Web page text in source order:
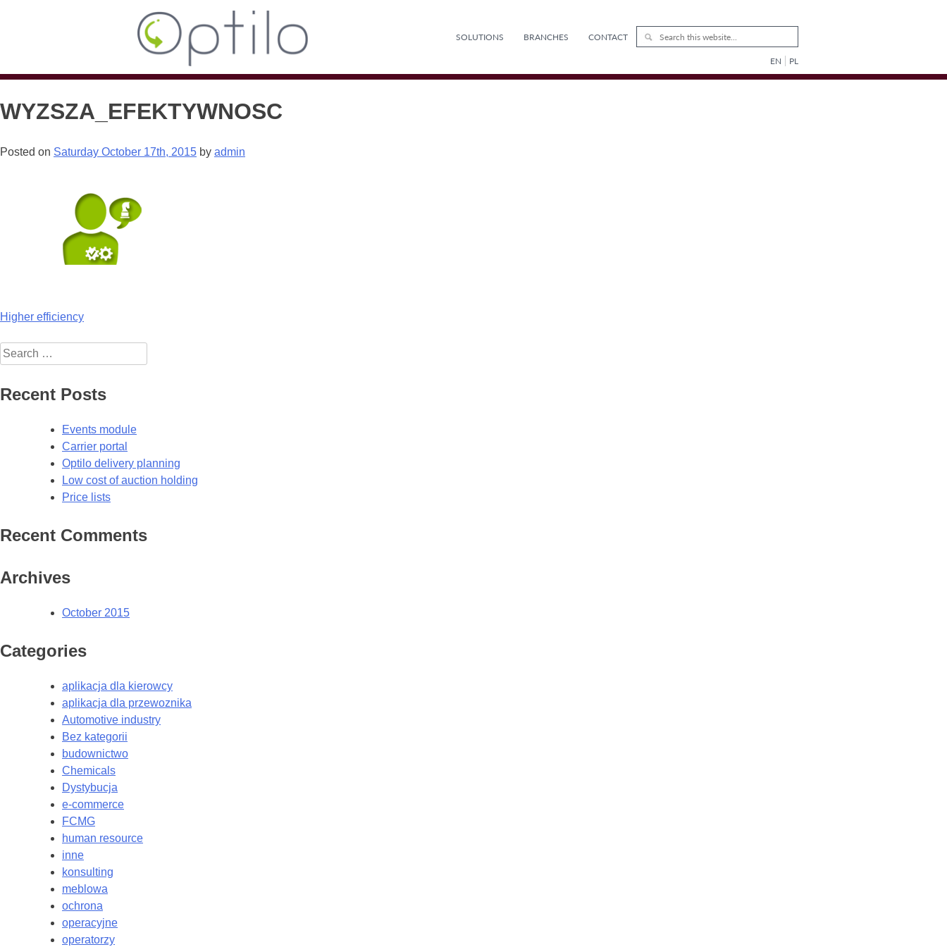
EN PL
SOLUTIONS BRANCHES CONTACT
WYZSZA_EFEKTYWNOSC
Posted on Saturday October 17th, 2015 by admin
Post
navigation
Higher efficiency
Search
for:
Recent Posts
Events module
Carrier portal
Optilo delivery planning
Low cost of auction holding
Price lists
Recent Comments
Archives
October 2015
Categories
aplikacja dla kierowcy
aplikacja dla przewoznika
Automotive industry
Bez kategorii
budownictwo
Chemicals
Dystybucja
e-commerce
FCMG
human resource
inne
konsulting
meblowa
ochrona
operacyjne
operatorzy